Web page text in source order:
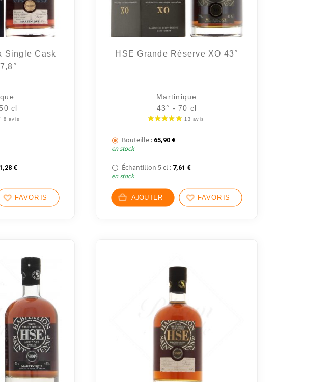
Single Cask
cl
€
FAVORIS
HSE Grande Réserve XO 43°
Martinique
43° - 70 cl
Bouteille : 65,90 €
en stock
Échantillon 5 cl : 7,61 €
en stock
AJOUTER FAVORIS